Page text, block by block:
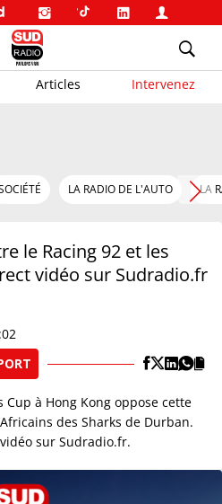
Articles Intervenez
LA RADIO DE L'AUTO LA
le Racing 92 et les
vidéo sur Sudradio.fr
à Hong Kong oppose cette
des Sharks de Durban.
sur Sudradio.fr.